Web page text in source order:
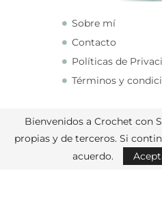
Sobre mí
Contacto
Políticas de
Términos y
CONECTA
Bienvenidos a Crochet con
propias y de terceros. Si
acuerdo.